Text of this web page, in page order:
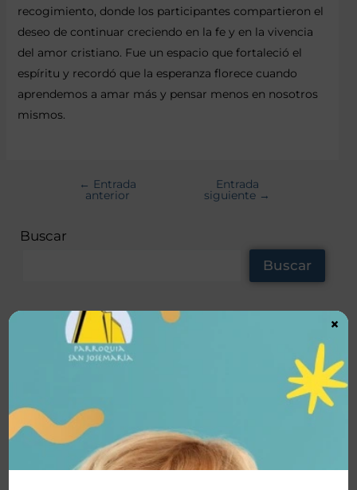
recogimiento, donde los participantes compartieron el
deseo de continuar creciendo en la fe y en la vivencia
del amor cristiano. Fue un espacio que fortaleció el
espíritu y recordó que la esperanza florece cuando
aprendemos a amar más y pensar menos en nosotros
mismos.
← Entrada
anterior
Entrada
siguiente →
Buscar
Buscar
Noticas recientes
Vida Plena Charla Magnifica Humanitas
Vida Plena “Hacia la santidad”
Bendición de Ornamentos
×